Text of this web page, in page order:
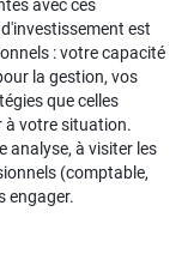
avec ces
est
: votre capacité
la gestion, vos
que celles
à votre situation.
analyse, à visiter les
(comptable,
engager.